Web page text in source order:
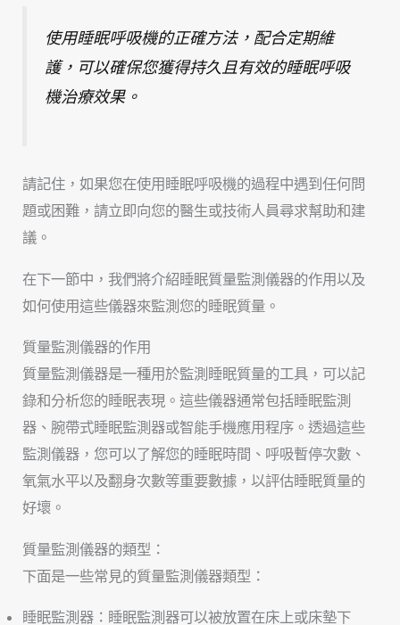
使用睡眠呼吸機的正確方法，配合定期維
護，可以確保您獲得持久且有效的睡眠呼吸
機治療效果。
請記住，如果您在使用睡眠呼吸機的過程中遇到任何問
題或困難，請立即向您的醫生或技術人員尋求幫助和建
議。
在下一節中，我們將介紹睡眠質量監測儀器的作用以及
如何使用這些儀器來監測您的睡眠質量。
質量監測儀器的作用
質量監測儀器是一種用於監測睡眠質量的工具，可以記
錄和分析您的睡眠表現。這些儀器通常包括睡眠監測
器、腕帶式睡眠監測器或智能手機應用程序。透過這些
監測儀器，您可以了解您的睡眠時間、呼吸暫停次數、
氧氣水平以及翻身次數等重要數據，以評估睡眠質量的
好壞。
質量監測儀器的類型：
下面是一些常見的質量監測儀器類型：
睡眠監測器：睡眠監測器可以被放置在床上或床墊下